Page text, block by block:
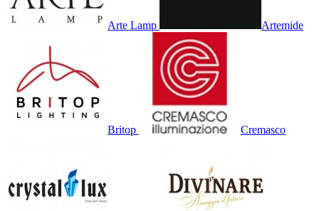
Arte Lamp Artemide
Britop Cremasco